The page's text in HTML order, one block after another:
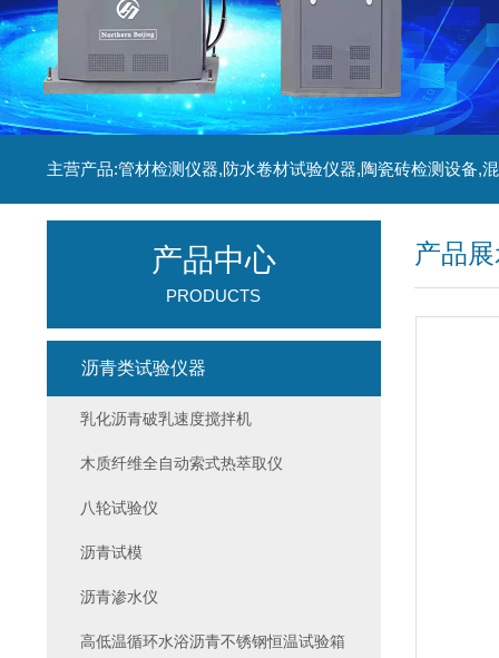
产品
产品中心
PRODUCTS
沥青类试验仪器
乳化沥青破乳速度搅拌机
木质纤维全自动索式热萃取仪
八轮试验仪
沥青试模
沥青渗水仪
高低温循环水浴沥青不锈钢恒温试验箱